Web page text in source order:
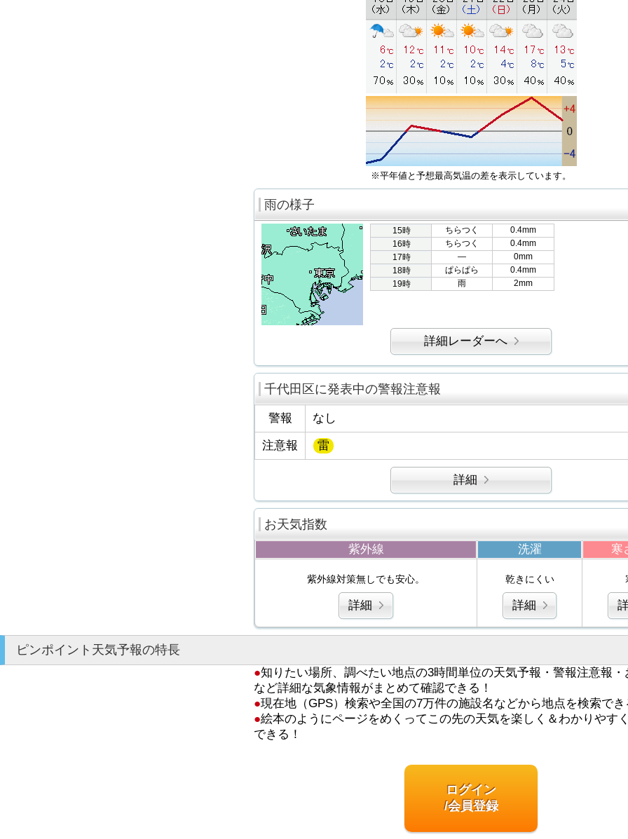
※平年値と予想最高気温の差を表示しています。
雨の様子
15時 ちらつく
0.4mm
16時
ちらつく
0.4mm
17時
―
0mm
18時
ぱらぱら
0.4mm
19時
雨 2mm
詳細レーダーへ
千代田区に発表中の警報注意報
警報 なし
注意報 雷
詳細
お天気指数
紫外線 洗濯 寒
紫外線対策無しでも安心。
詳細
乾きにくい
詳細
ピンポイント天気予報の特長
●知りたい場所、調べたい地点の3時間単位の天気予報・警報注意報・
など詳細な気象情報がまとめて確認できる！
●現在地（GPS）検索や全国の7万件の施設名などから地点を検索でき
●絵本のようにページをめくってこの先の天気を楽しく＆わかりやす
できる！
ログイン
/会員登録